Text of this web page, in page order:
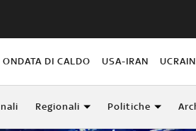
ONDATA DI CALDO USA-IRAN
Regionali Politiche